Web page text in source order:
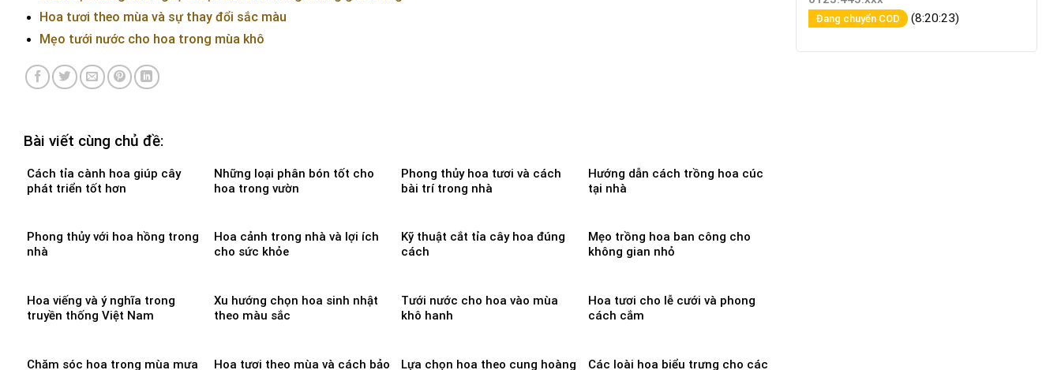
Hoa tươi theo mùa và sự thay đổi sắc màu
Mẹo tưới nước cho hoa trong mùa khô
Bài viết cùng chủ đề:
Cách tỉa cành hoa giúp cây
phát triển tốt hơn
Những loại phân bón tốt cho
hoa trong vườn
Phong thủy hoa tươi và cách
bài trí trong nhà
Hướng dẫn cách trồng hoa cúc
tại nhà
Phong thủy với hoa hồng trong
nhà
Hoa cảnh trong nhà và lợi ích
cho sức khỏe
Kỹ thuật cắt tỉa cây hoa đúng
cách
Mẹo trồng hoa ban công cho
không gian nhỏ
Hoa viếng và ý nghĩa trong
truyền thống Việt Nam
Xu hướng chọn hoa sinh nhật
theo màu sắc
Tưới nước cho hoa vào mùa
khô hanh
Hoa tươi cho lễ cưới và phong
cách cắm
Chăm sóc hoa trong mùa mưa
Hoa tươi theo mùa và cách bảo
Lựa chọn hoa theo cung hoàng
Các loài hoa biểu trưng cho các
Đang chuyển COD (8:20:23)